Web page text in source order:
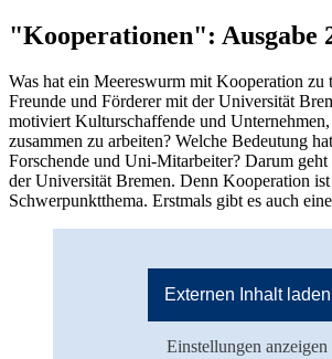
"Kooperationen": Ausgabe
Was hat ein Meereswurm mit Kooperation zu
Freunde und Förderer mit der Universität
motiviert Kulturschaffende und
zusammen zu arbeiten? Welche Bedeutung
Forschende und Uni-Mitarbeiter? Darum geht
der Universität Bremen. Denn Kooperation ist
Schwerpunktthema. Erstmals gibt es auch
Externen Inhalt laden
Einstellungen anzeigen